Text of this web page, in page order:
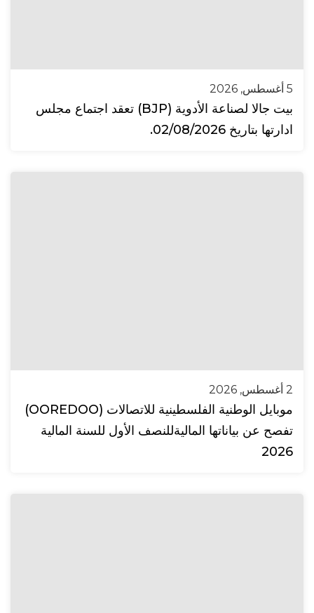
5 أغسطس, 2026
بيت جالا لصناعة الأدوية (BJP) تعقد اجتماع مجلس
ادارتها بتاريخ 02/08/2026.
2 أغسطس, 2026
موبايل الوطنية الفلسطينية للاتصالات (OOREDOO)
تفصح عن بياناتها الماليةللنصف الأول للسنة المالية
2026